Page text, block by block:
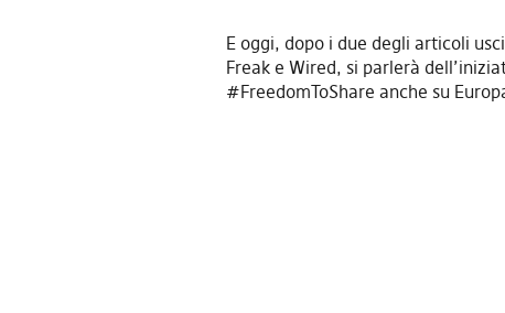
E oggi, dopo i due degli articoli
Freak e Wired, si parlerà
#FreedomToShare anche su